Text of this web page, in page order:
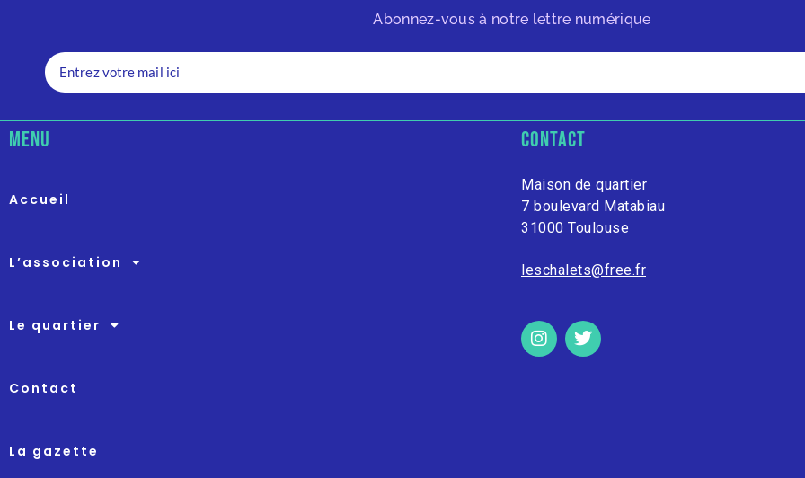
Abonnez-vous à notre lettre numérique
menu
Accueil
L’association
Le quartier
Contact
La gazette
contact
Maison de quartier
7 boulevard Matabiau
31000 Toulouse
leschalets@free.fr